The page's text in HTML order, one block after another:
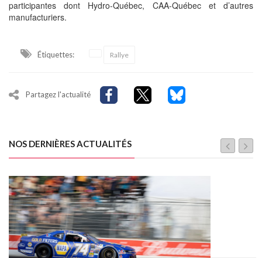
participantes dont Hydro-Québec, CAA-Québec et d’autres
manufacturiers.
Étiquettes: Rallye
Partagez l'actualité
NOS DERNIÈRES ACTUALITÉS